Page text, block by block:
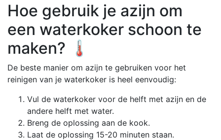
Hoe gebruik je azijn om
een waterkoker schoon te
maken? 🌡️
De beste manier om azijn te gebruiken voor het
reinigen van je waterkoker is heel eenvoudig:
Vul de waterkoker voor de helft met azijn en de
andere helft met water.
Breng de oplossing aan de kook.
Laat de oplossing 15-20 minuten staan.